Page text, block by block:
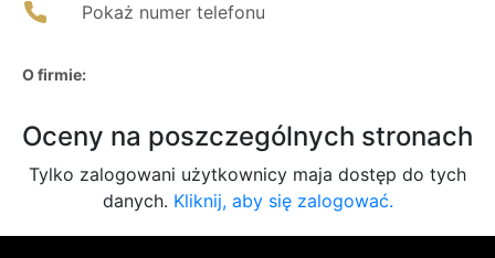
Pokaż numer telefonu
O firmie:
Oceny na poszczególnych stronach
Tylko zalogowani użytkownicy maja dostęp do tych
danych. Kliknij, aby się zalogować.